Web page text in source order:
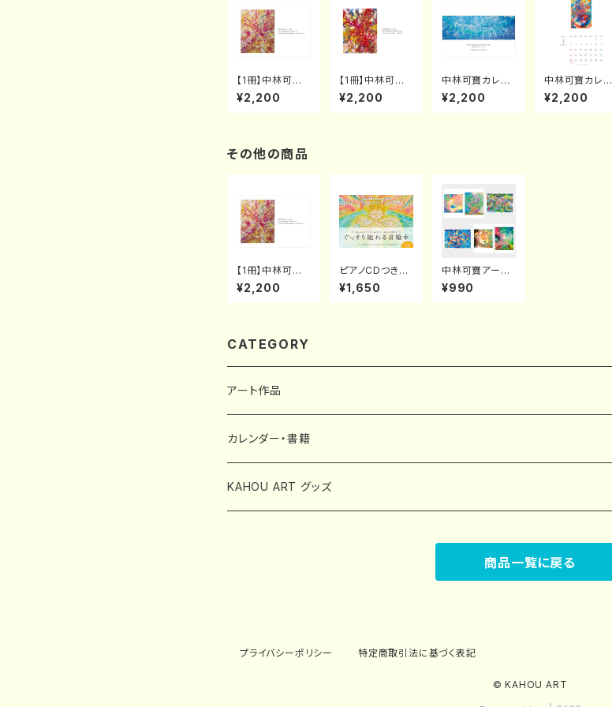
【1冊】中林可寶
カレンダー 202
5 “HOPE FRO
¥2,200
【1冊】中林可寶
カレンダー2024
"Fire of Soul E
¥2,200
中林可寶カレン
ダー2022 "Ins
piration from
¥2,200
中林可寶カレン
ダー2021 "Eart
h celebratiod
¥2,200
その他の商品
【1冊】中林可寶
カレンダー 202
5 “HOPE FRO
¥2,200
ピアノCDつき絵
本「天使スリーピ
ーの世界子守歌
¥1,650
中林可寶アート
ポストカード６種
類セット
¥990
CATEGORY
アート作品
カレンダー・書籍
中林可寶カレンダー
KAHOU ART グッズ
商品一覧に戻る
プライバシーポリシー 特定商取引法に基づく表記
© KAHOU ART